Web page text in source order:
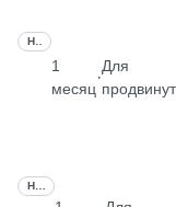
1
месяц
·
Для